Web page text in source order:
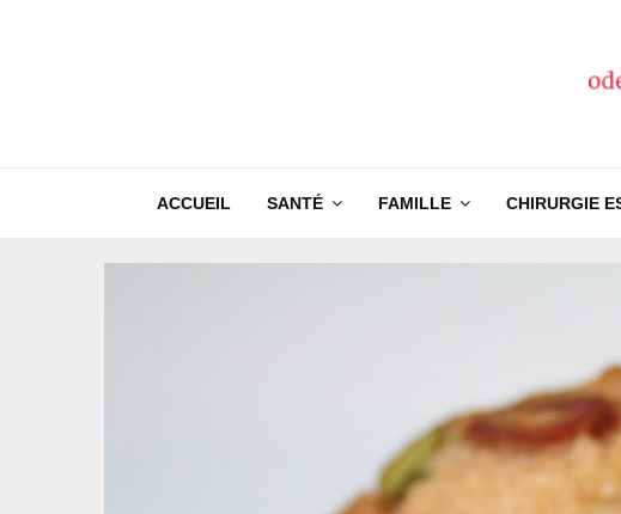
ACCUEIL SANTÉ FAMILLE CHIRURGIE